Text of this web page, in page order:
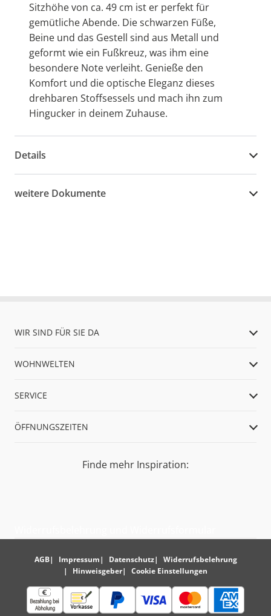
Sitzhöhe von ca. 49 cm ist er perfekt für
gemütliche Abende. Die schwarzen Füße,
Beine und das Gestell sind aus Metall und
geformt wie ein Fußkreuz, was ihm eine
besondere Note verleiht. Genieße den
Komfort und die optische Eleganz dieses
drehbaren Stoffsessels und mach ihn zum
Hingucker in deinem Zuhause.
Details
weitere Dokumente
WIR SIND FÜR SIE DA
WOHNWELTEN
SERVICE
ÖFFNUNGSZEITEN
Finde mehr Inspiration:
AGB Impressum Datenschutz
Widerrufsbelehrung
Hinweisgeber
Cookie Einstellungen